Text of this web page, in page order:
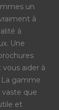
un
à
à
Une
aider à
gamme
que
et